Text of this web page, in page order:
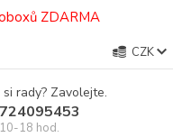
ZDARMA
CZK
rady? Zavolejte.
18 hod.